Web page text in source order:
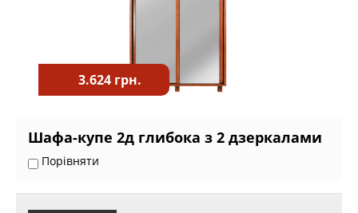
3.624 грн.
Шафа-купе 2д глибока з 2 дзеркалами
Порівняти